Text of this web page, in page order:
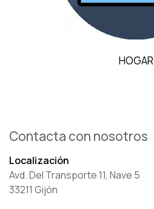
HOGAR
Contacta con nosotros
Localización
Avd. Del Transporte 11, Nave 5
33211 Gijón